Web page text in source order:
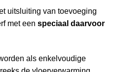
uitsluiting van toevoeging
met een speciaal daarvoor
als enkelvoudige